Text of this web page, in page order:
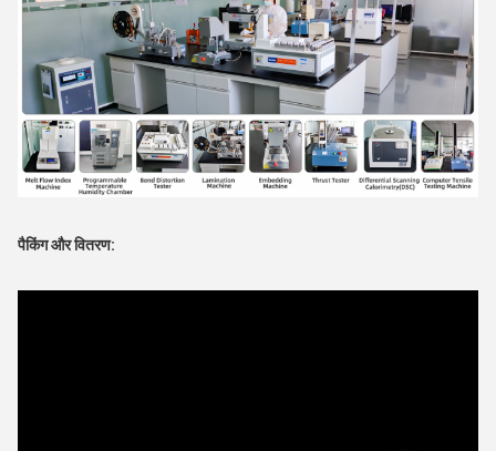
पैकिंग और वितरण: